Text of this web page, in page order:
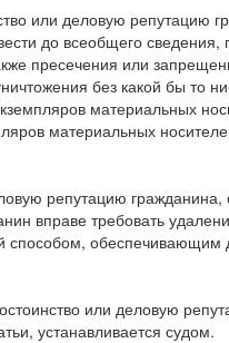
или деловую репутацию
до всеобщего сведения,
пресечения или
без какой бы то
материальных
материальных
репутацию гражданина,
вправе требовать
способом, обеспечивающим
или деловую
устанавливается судом.